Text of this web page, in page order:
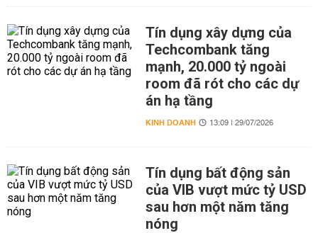
Tín dụng xây dựng của
Techcombank tăng
mạnh, 20.000 tỷ ngoài
room đã rót cho các dự
án hạ tầng
KINH DOANH 13:09 | 29/07/2026
Tín dụng bất động sản
của VIB vượt mức tỷ USD
sau hơn một năm tăng
nóng